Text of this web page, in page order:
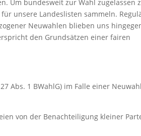
Um bundesweit zur Wahl zugelassen
unsere Landeslisten sammeln.
Neuwahlen blieben uns
den Grundsätzen einer fairen
Abs. 1 BWahlG) im Falle einer Neuwahl
von der Benachteiligung kleiner